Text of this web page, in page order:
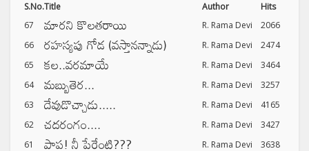
S.No.Title Author Hits
67 మారని కొలతరాయి R. Rama Devi
2066
66
రహస్యపు గోడ (వస్తానన్నాడు) R. Rama Devi
2474
65
కల..వరమాయే R. Rama Devi
3464
64
మబ్బుతెర... R. Rama Devi
3257
63
దేవుడొచ్చాడు..... R. Rama Devi
4165
62
చదరంగం.... R. Rama Devi
3427
61
పాప! నీ పేరేంటి??? R. Rama Devi
3638